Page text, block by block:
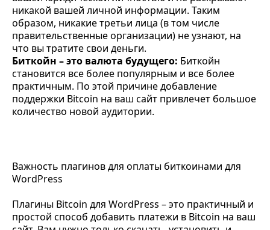
никакой вашей личной информации. Таким
образом, никакие третьи лица (в том числе
правительственные организации) не узнают, на
что вы тратите свои деньги.
Биткойн – это валюта будущего: Биткойн
становится все более популярным и все более
практичным. По этой причине добавление
поддержки Bitcoin на ваш сайт привлечет большое
количество новой аудитории.
Важность плагинов для оплаты биткоинами для
WordPress
Плагины Bitcoin для WordPress – это практичный и
простой способ добавить платежи в Bitcoin на ваш